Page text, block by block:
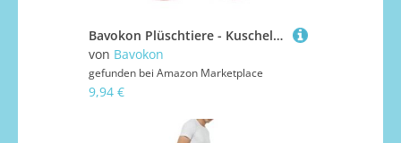
Bavokon Plüschtiere - Kuscheliges Igel Spielzeug Stofftier,Weicher Begleiter Schlafkissen Geschenkidee Für Sie
von Bavokon
gefunden bei Amazon Marketplace
9,94 €